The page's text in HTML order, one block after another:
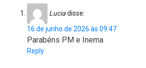
Luciadisse:
16 de junho de 2026 às 09:47
Parabéns PM e Inema
Reply